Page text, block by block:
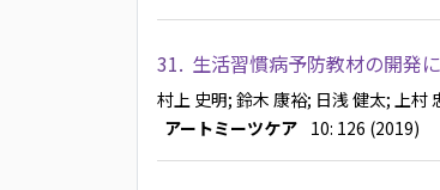
31. 生活習慣病予防教材の開発
村上 史明; 鈴木 康裕; 日浅 健太; 上村
アートミーツケア 10: 126 (2019)